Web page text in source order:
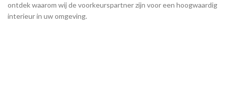
ontdek waarom wij de voorkeurspartner zijn voor een hoogwaardig
interieur in uw omgeving.